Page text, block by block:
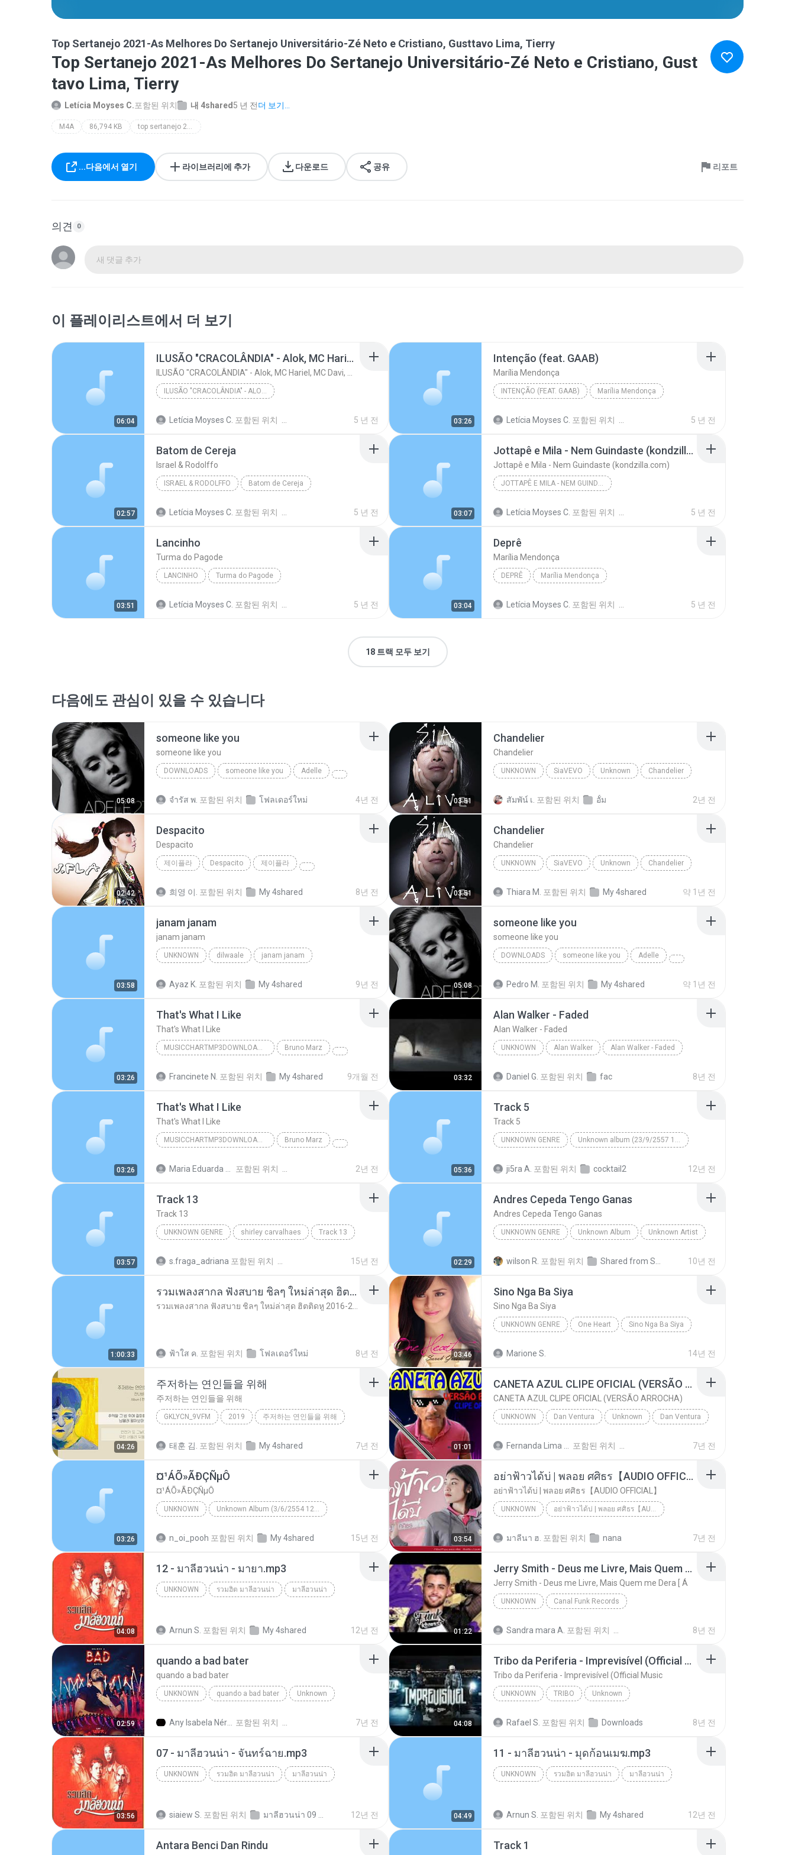
Top Sertanejo 2021-As Melhores Do Sertanejo Universitário-Zé Neto e Cristiano, Gusttavo Lima, Tierry
Top Sertanejo 2021-As Melhores Do Sertanejo Universitário-Zé Neto e Cristiano, Gust
tavo Lima, Tierry
Letícia Moyses C.포함된 위치 내 4shared 5 년 전더 보기...
M4A 86,794 KB top sertanejo 2021-as melhores do sertanejo universitário-zé neto e cristiano gusttavo lima tierry
...다음에서 열기 라이브러리에 추가 다운로드 공유 리포트
의견 0
새 댓글 추가
이 플레이리스트에서 더 보기
06:04
ILUSÃO "CRACOLÂNDIA" - Alok, MC Hariel, MC Davi, MC Ryan SP, Salvador da Rima e Djay W (GR6 Explode)
ILUSÃO "CRACOLÂNDIA" - ALOK, MC HARIEL, MC DAVI, M...
Letícia Moyses C. 포함된 위치 5 년 전 03:26
Intenção (feat. GAAB)
Marília Mendonça
INTENÇÃO (FEAT. GAAB) Marília Mendonça
Letícia Moyses C. 포함된 위치 5 년 전
02:57
Batom de Cereja
Israel & Rodolffo
ISRAEL & RODOLFFO Batom de Cereja
Letícia Moyses C. 포함된 위치 5 년 전 03:07
Jottapê e Mila - Nem Guindaste (kondzilla.com)
Jottapê e Mila - Nem Guindaste (kondzilla.com)
JOTTAPÊ E MILA - NEM GUINDASTE (KONDZILLA.COM)
Letícia Moyses C. 포함된 위치 5 년 전
03:51
Lancinho
Turma do Pagode
LANCINHO Turma do Pagode
Letícia Moyses C. 포함된 위치 5 년 전 03:04
Deprê
Marília Mendonça
DEPRÊ Marília Mendonça
Letícia Moyses C. 포함된 위치 5 년 전
18 트랙 모두 보기
다음에도 관심이 있을 수 있습니다
05:08
someone like you
someone like you
DOWNLOADS someone like you Adelle
จํารัส พ. 포함된 위치 โฟลเดอร์ใหม่ 4년 전 03:51
Chandelier
Chandelier
UNKNOWN SiaVEVO Unknown Chandelier
สัมพัน์ เ. 포함된 위치 อั้ม 2년 전
02:42
Despacito
Despacito
제이플라 Despacito 제이플라
희영 이. 포함된 위치 My 4shared 8년 전 03:51
Chandelier
Chandelier
UNKNOWN SiaVEVO Unknown Chandelier
Thiara M. 포함된 위치 My 4shared 약 1년 전
03:58
janam janam
janam janam
UNKNOWN dilwaale janam janam
Ayaz K. 포함된 위치 My 4shared 9년 전 05:08
someone like you
someone like you
DOWNLOADS someone like you Adelle
Pedro M. 포함된 위치 My 4shared 약 1년 전
03:26
That's What I Like
That's What I Like
MUSICCHARTMP3DOWNLOADER Bruno Marz
Francinete N. 포함된 위치 My 4shared 9개월 전 03:32
Alan Walker - Faded
Alan Walker - Faded
UNKNOWN Alan Walker Alan Walker - Faded
Daniel G. 포함된 위치 fac 8년 전
03:26
That's What I Like
That's What I Like
MUSICCHARTMP3DOWNLOADER Bruno Marz
포함된 위치 2년 전 05:36
Track 5
Track 5
UNKNOWN GENRE Unknown album (23/9/2557 12:59:08)
ji5ra A. 포함된 위치 cocktail2 12년 전
03:57
Track 13
Track 13
UNKNOWN GENRE shirley carvalhaes Track 13
s.fraga_adriana 포함된 위치 15년 전 02:29
Andres Cepeda Tengo Ganas
Andres Cepeda Tengo Ganas
UNKNOWN GENRE Unknown Album Unknown Artist
wilson R. 포함된 위치 10년 전
1:00:33
รวมเพลงสากล ฟังสบาย ชิลๆ ใหม่ล่าสุด ฮิตติดหู 2016-2017
ฟ้าใส ค. 포함된 위치 โฟลเดอร์ใหม่ 8년 전 03:46
Sino Nga Ba Siya
Sino Nga Ba Siya
UNKNOWN GENRE One Heart Sino Nga Ba Siya
Marione S. 14년 전
04:26
주저하는 연인들을 위해
주저하는 연인들을 위해
GKLYCN_9VFM 2019 주저하는 연인들을 위해
태훈 김. 포함된 위치 My 4shared 7년 전 01:01
CANETA AZUL CLIPE OFICIAL (VERSÃO ARROCHA)
CANETA AZUL CLIPE OFICIAL (VERSÃO ARROCHA)
UNKNOWN Dan Ventura Unknown Dan Ventura
포함된 위치 7년 전
03:26
¤¹ÁÕ»ÃÐÇÑµÔ
¤¹ÁÕ»ÃÐÇÑµÔ
UNKNOWN Unknown Album (3/6/2554 12:50:57)
n_oi_pooh 포함된 위치 My 4shared 15년 전 03:54
อย่าฟ้าวได้บ่ | พลอย ศศิธร【AUDIO OFFICIAL】
อย่าฟ้าวได้บ่ | พลอย ศศิธร【AUDIO OFFICIAL】
UNKNOWN อย่าฟ้าวได้บ่ | พลอย ศศิธร【AUDIO OFFICIAL】
มาลีนา ฮ. 포함된 위치 nana 7년 전
04:08
12 - มาลีฮวนน่า - มายา.mp3
UNKNOWN รวมฮิต มาลีฮวนน่า มาลีฮวนน่า
Arnun S. 포함된 위치 My 4shared 12년 전 01:22
Jerry Smith - Deus me Livre, Mais Quem me Dera [ Á
Jerry Smith - Deus me Livre, Mais Quem me Dera [ Á
UNKNOWN Canal Funk Records
Sandra mara A. 포함된 위치 8년 전
02:59
quando a bad bater
quando a bad bater
UNKNOWN quando a bad bater Unknown
포함된 위치 7년 전 04:08
Tribo da Periferia - Imprevisível (Official Music
Tribo da Periferia - Imprevisível (Official Music
UNKNOWN TRIBO Unknown
Rafael S. 포함된 위치 Downloads 8년 전
03:56
07 - มาลีฮวนน่า - จันทร์ฉาย.mp3
UNKNOWN รวมฮิต มาลีฮวนน่า มาลีฮวนน่า
siaiew S. 포함된 위치 12년 전 04:49
11 - มาลีฮวนน่า - มุดก้อนเมฆ.mp3
UNKNOWN รวมฮิต มาลีฮวนน่า มาลีฮวนน่า
Arnun S. 포함된 위치 My 4shared 12년 전
Antara Benci Dan Rindu Track 1